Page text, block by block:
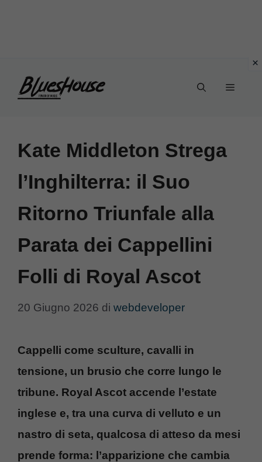
Menu
Kate Middleton Strega
l’Inghilterra: il Suo
Ritorno Triunfale alla
Parata dei Cappellini
Folli di Royal Ascot
20 Giugno 2026 di webdeveloper
Cappelli come sculture, cavalli in
tensione, un brusio che corre lungo le
tribune. Royal Ascot accende l’estate
inglese e, tra una curva di velluto e un
nastro di seta, qualcosa di atteso da mesi
prende forma: l’apparizione che cambia